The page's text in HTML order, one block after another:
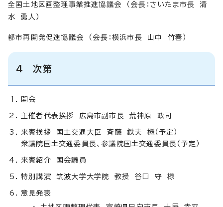
全国土地区画整理事業推進協議会 （会長：さいたま市長 清
水 勇人）
都市再開発促進協議会 （会長：横浜市長 山中 竹春）
4 次第
開会
主催者代表挨拶 広島市副市長 荒神原 政司
来賓挨拶 国土交通大臣 斉藤 鉄夫 様（予定）
衆議院国土交通委員長、参議院国土交通委員長（予定）
来賓紹介 国会議員
特別講演 筑波大学大学院 教授 谷口 守 様
意見発表